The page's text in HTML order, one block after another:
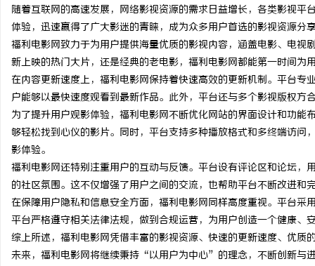
随着互联网的高速发展，网络影视资源的需求日益增长，各类影视
体验，迅速赢得了广大影迷的青睐，成为众多用户首选的影视资源分
福利电影网致力于为用户提供海量优质的影视内容，涵盖电影、电
新上映的热门大片，还是经典的老电影，福利电影网都能第一时间为
在内容更新速度上，福利电影网保持着快速高效的更新机制。平台
户能够以最快速度观看到最新作品。此外，平台还与多个影视版权方
为了提升用户观影体验，福利电影网不断优化网站的界面设计和功
够轻松找到心仪的影片。同时，平台支持多种播放格式和多终端访
影体验。
福利电影网还特别注重用户的互动与反馈。平台设有评论区和论坛
的社区氛围。这不仅增强了用户之间的交流，也帮助平台不断改进和
在保障用户隐私和信息安全方面，福利电影网同样高度重视。平台
平台严格遵守相关法律法规，做到合规运营，为用户创造一个健康、
综上所述，福利电影网凭借丰富的影视资源、快速的更新速度、优
未来，福利电影网将继续秉持“以用户为中心”的理念，不断创新与